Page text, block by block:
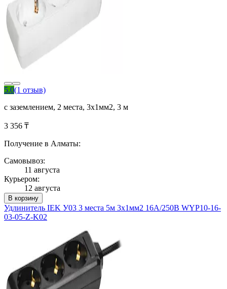
5.0(1 отзыв)
с заземлением, 2 места, 3х1мм2, 3 м
3 356 ₸
Получение в Алматы:
Самовывоз:
11 августа
Курьером:
12 августа
В корзину
Удлинитель IEK У03 3 места 5м 3х1мм2 16А/250В WYP10-16-
03-05-Z-K02